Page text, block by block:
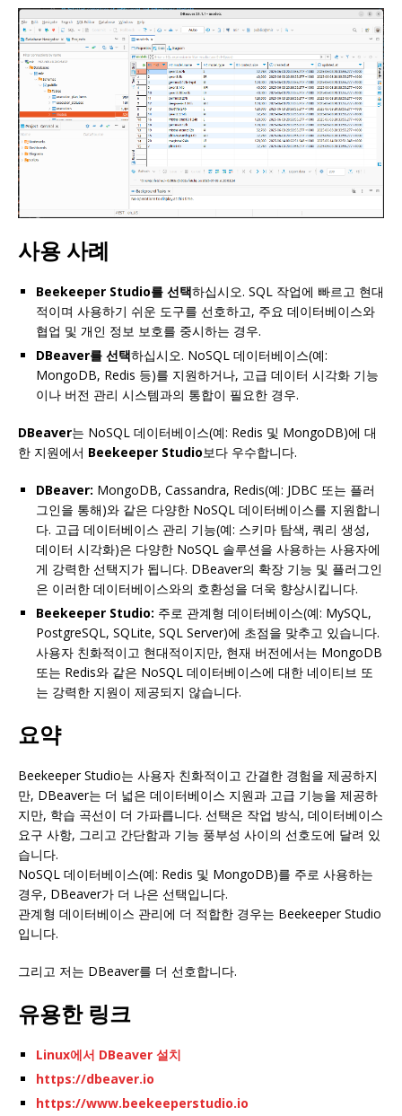
사용 사례
Beekeeper Studio를 선택하십시오. SQL 작업에 빠르고 현대
적이며 사용하기 쉬운 도구를 선호하고, 주요 데이터베이스와
협업 및 개인 정보 보호를 중시하는 경우.
DBeaver를 선택하십시오. NoSQL 데이터베이스(예:
MongoDB, Redis 등)를 지원하거나, 고급 데이터 시각화 기능
이나 버전 관리 시스템과의 통합이 필요한 경우.
DBeaver는 NoSQL 데이터베이스(예: Redis 및 MongoDB)에 대
한 지원에서 Beekeeper Studio보다 우수합니다.
DBeaver: MongoDB, Cassandra, Redis(예: JDBC 또는 플러
그인을 통해)와 같은 다양한 NoSQL 데이터베이스를 지원합니
다. 고급 데이터베이스 관리 기능(예: 스키마 탐색, 쿼리 생성,
데이터 시각화)은 다양한 NoSQL 솔루션을 사용하는 사용자에
게 강력한 선택지가 됩니다. DBeaver의 확장 기능 및 플러그인
은 이러한 데이터베이스와의 호환성을 더욱 향상시킵니다.
Beekeeper Studio: 주로 관계형 데이터베이스(예: MySQL,
PostgreSQL, SQLite, SQL Server)에 초점을 맞추고 있습니다.
사용자 친화적이고 현대적이지만, 현재 버전에서는 MongoDB
또는 Redis와 같은 NoSQL 데이터베이스에 대한 네이티브 또
는 강력한 지원이 제공되지 않습니다.
요약
Beekeeper Studio는 사용자 친화적이고 간결한 경험을 제공하지
만, DBeaver는 더 넓은 데이터베이스 지원과 고급 기능을 제공하
지만, 학습 곡선이 더 가파릅니다. 선택은 작업 방식, 데이터베이스
요구 사항, 그리고 간단함과 기능 풍부성 사이의 선호도에 달려 있
습니다.
NoSQL 데이터베이스(예: Redis 및 MongoDB)를 주로 사용하는
경우, DBeaver가 더 나은 선택입니다.
관계형 데이터베이스 관리에 더 적합한 경우는 Beekeeper Studio
입니다.
그리고 저는 DBeaver를 더 선호합니다.
유용한 링크
Linux에서 DBeaver 설치
https://dbeaver.io
https://www.beekeeperstudio.io